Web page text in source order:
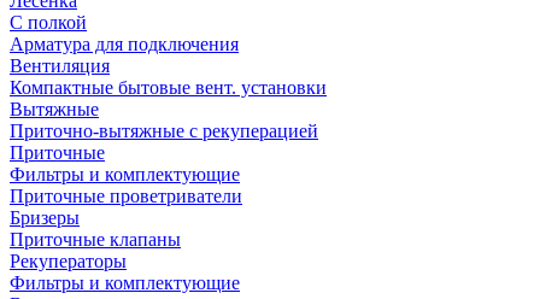
С полкой
Арматура для подключения
Вентиляция
Компактные бытовые вент. установки
Вытяжные
Приточно-вытяжные с рекуперацией
Приточные
Фильтры и комплектующие
Приточные проветриватели
Бризеры
Приточные клапаны
Рекуператоры
Фильтры и комплектующие